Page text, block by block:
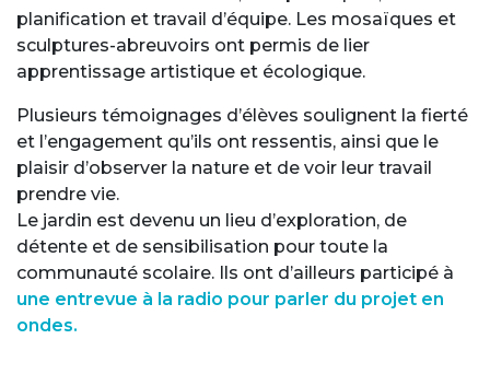
planification et travail d’équipe. Les mosaïques et
sculptures-abreuvoirs ont permis de lier
apprentissage artistique et écologique.
Plusieurs témoignages d’élèves soulignent la fierté
et l’engagement qu’ils ont ressentis, ainsi que le
plaisir d’observer la nature et de voir leur travail
prendre vie.
Le jardin est devenu un lieu d’exploration, de
détente et de sensibilisation pour toute la
communauté scolaire. Ils ont d’ailleurs participé à
une entrevue à la radio pour parler du projet en
ondes.